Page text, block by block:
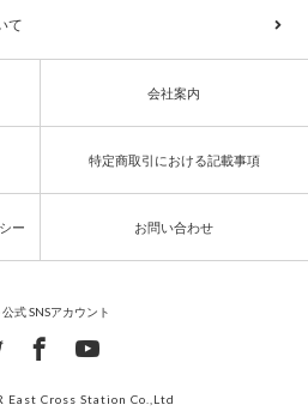
て
会社案内
特定商取引における記載事項
ー お問い合わせ
式 SNSアカウント
Cross Station Co.,Ltd